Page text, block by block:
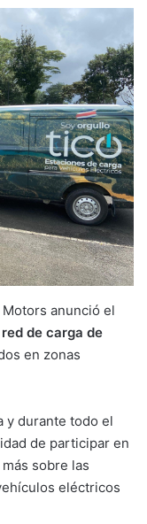
anunció el
de carga de
en zonas
y durante todo el
de participar en
sobre las
eléctricos